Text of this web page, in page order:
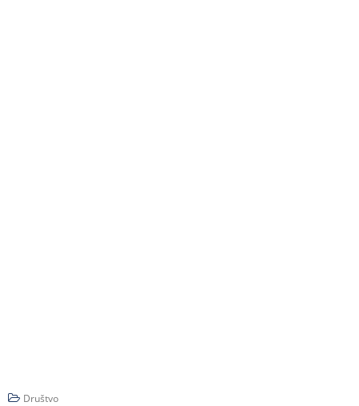
Društvo